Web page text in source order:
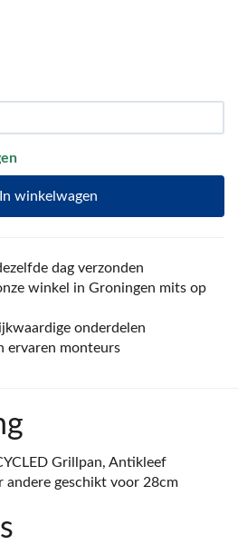
winkelwagen
dag verzonden
winkel in Groningen mits op
onderdelen
ervaren monteurs
Grillpan, Antikleef
geschikt voor 28cm